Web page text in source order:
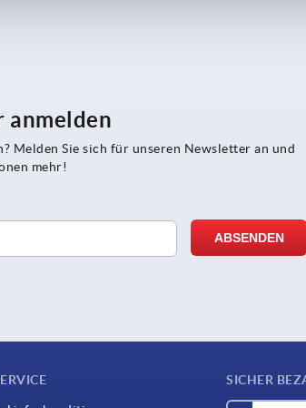
anmelden
Melden Sie sich für unseren Newsletter an und
mehr!
SICHER